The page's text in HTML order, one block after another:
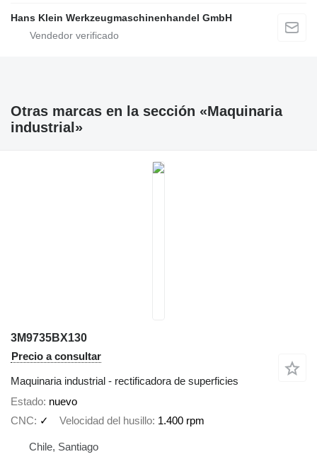
Hans Klein Werkzeugmaschinenhandel GmbH
Otras marcas en la sección «Maquinaria
industrial»
3M9735BX130
Precio a consultar
Maquinaria industrial - rectificadora de superficies
Estado nuevo
CNC
✓ Velocidad del husillo 1.400 rpm
Chile, Santiago